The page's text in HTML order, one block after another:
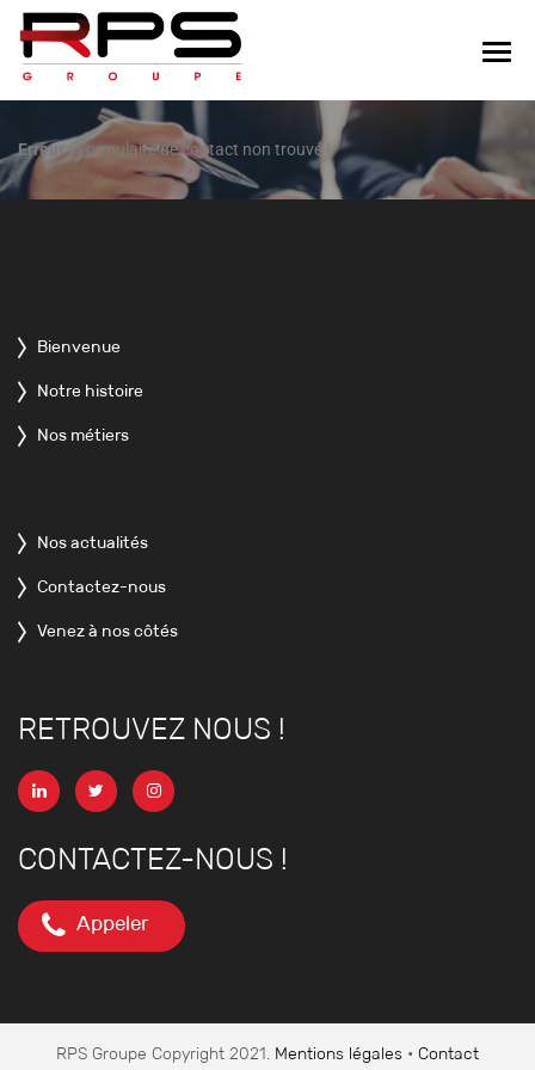
Erreur :Formulaire de contact non trouvé !
Bienvenue
Notre histoire
Nos métiers
Nos actualités
Contactez-nous
Venez à nos côtés
RETROUVEZ NOUS !
CONTACTEZ-NOUS !
Appeler
RPS Groupe Copyright 2021. Mentions légales • Contact